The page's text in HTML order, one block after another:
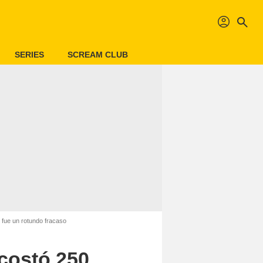
profil search
SERIES SCREAM CLUB
un rotundo fracaso